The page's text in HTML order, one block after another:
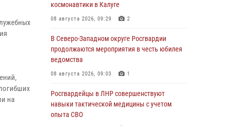
на
космонавтики в Калуге
08 августа 2026, 09:29 2
В Северо-Западном округе Росгвардии
продолжаются мероприятия в честь юбилея
ведомства
08 августа 2026, 09:03 1
Росгвардейцы в ЛНР совершенствуют
навыки тактической медицины с учетом
опыта СВО